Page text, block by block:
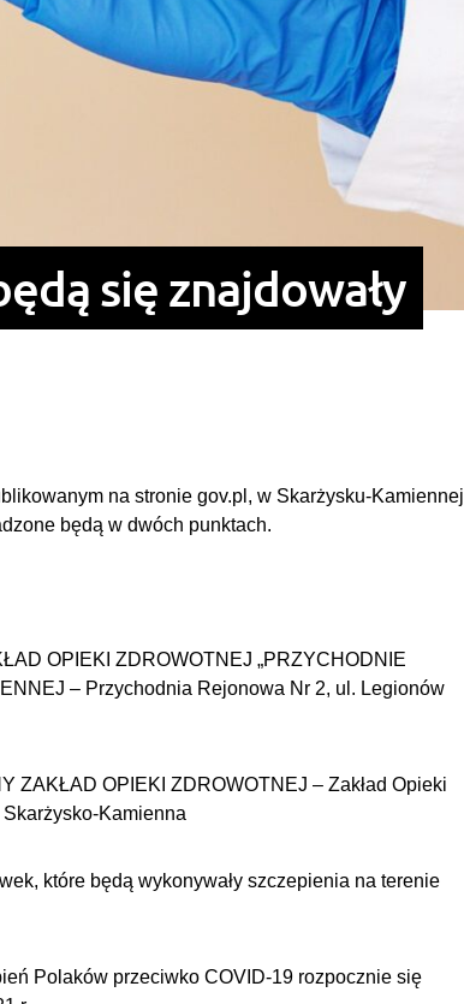
się znajdowały
na stronie gov.pl, w Skarżysku-Kamiennej
będą w dwóch punktach.
OPIEKI ZDROWOTNEJ „PRZYCHODNIE
– Przychodnia Rejonowa Nr 2, ul. Legionów
ZAKŁAD OPIEKI ZDROWOTNEJ – Zakład Opieki
Kamienna
które będą wykonywały szczepienia na terenie
Polaków przeciwko COVID-19 rozpocznie się